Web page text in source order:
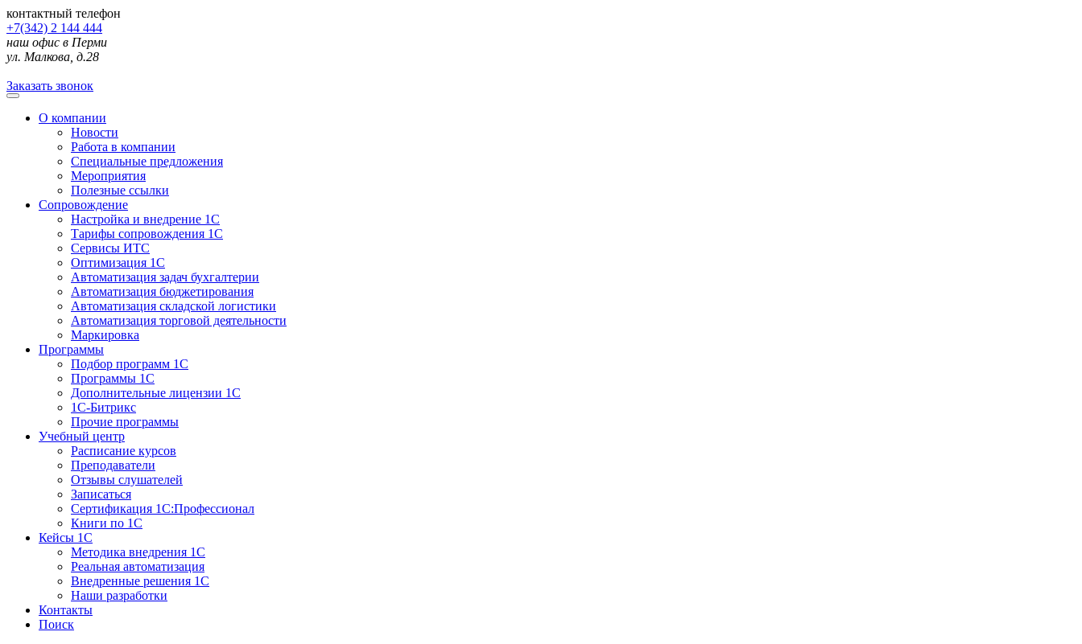
контактный телефон
+7(342) 2 144 444
наш офис в Перми
ул. Малкова, д.28
Заказать звонок
О компании
Новости
Работа в компании
Специальные предложения
Мероприятия
Полезные ссылки
Сопровождение
Настройка и внедрение 1С
Тарифы сопровождения 1С
Сервисы ИТС
Оптимизация 1С
Автоматизация задач бухгалтерии
Автоматизация бюджетирования
Автоматизация складской логистики
Автоматизация торговой деятельности
Маркировка
Программы
Подбор программ 1С
Программы 1С
Дополнительные лицензии 1С
1С-Битрикс
Прочие программы
Учебный центр
Расписание курсов
Преподаватели
Отзывы слушателей
Записаться
Сертификация 1С:Профессионал
Книги по 1С
Кейсы 1С
Методика внедрения 1С
Реальная автоматизация
Внедренные решения 1С
Наши разработки
Контакты
Поиск